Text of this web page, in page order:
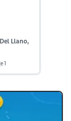
Llano,
1